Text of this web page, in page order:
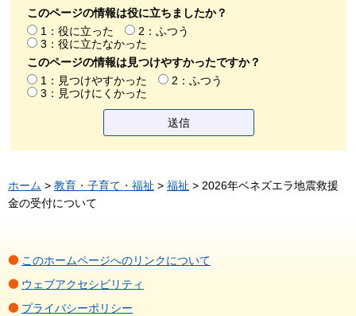
このページの情報は役に立ちましたか？
1：役に立った
2：ふつう
3：役に立たなかった
このページの情報は見つけやすかったですか？
1：見つけやすかった
2：ふつう
3：見つけにくかった
ホーム > 教育・子育て・福祉 > 福祉 > 2026年ベネズエラ地震救援
金の受付について
このホームページへのリンクについて
ウェブアクセシビリティ
プライバシーポリシー